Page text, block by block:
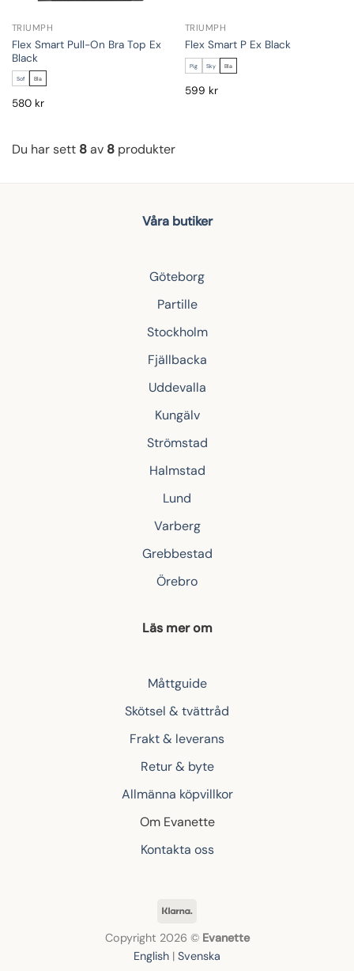
TRIUMPH
Flex Smart Pull-On Bra Top Ex
Black
Sof Bla
580 kr
TRIUMPH
Flex Smart P Ex Black
Pig Sky Bla
599 kr
Du har sett 8av 8 produkter
Våra butiker
Göteborg
Partille
Stockholm
Fjällbacka
Uddevalla
Kungälv
Strömstad
Halmstad
Lund
Varberg
Grebbestad
Örebro
Läs mer om
Måttguide
Skötsel & tvättråd
Frakt & leverans
Retur & byte
Allmänna köpvillkor
Om Evanette
Kontakta oss
Copyright 2026 © Evanette
English | Svenska